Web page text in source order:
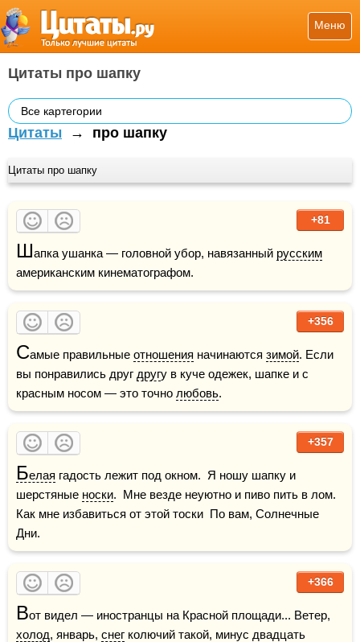
Меню
Цитаты про шапку
Все картегории
Цитаты → про шапку
Цитаты про шапку
+81
Шапка ушанка — головной убор, навязанный русским
американским кинематографом.
+356
Самые правильные отношения начинаются зимой. Если
вы понравились друг другу в куче одежек, шапке и с
красным носом — это точно любовь.
+357
Белая гадость лежит под окном.  Я ношу шапку и
шерстяные носки.  Мне везде неуютно и пиво пить в лом.
Как мне избавиться от этой тоски  По вам, Солнечные
Дни.
+366
В
холод, январь, снег колючий такой, минус двадцать